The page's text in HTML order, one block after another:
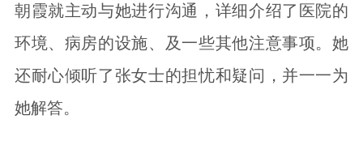
朝霞就主动与她进行沟通，详细介绍了医院的
环境、病房的设施、及一些其他注意事项。她
还耐心倾听了张女士的担忧和疑问，并一一为
她解答。